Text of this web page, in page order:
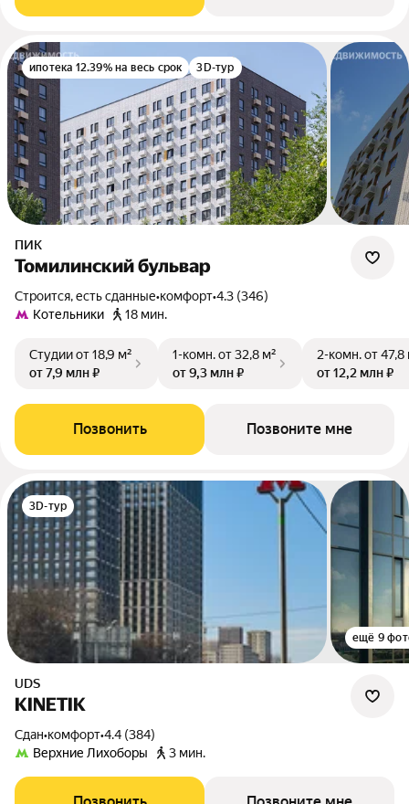
ипотека 12.39% на весь срок 3D-тур
ПИК
Томилинский бульвар
Строится, есть сданные•комфорт•4.3 (346)
Котельники
18 мин.
Студииот 18,9 м²
от 7,9 млн ₽
1-комн.от 32,8 м²
от 9,3 млн ₽
2-комн.от 47,8
от 12,2 млн ₽
Позвонить Позвоните мне
3D-тур
ещё 9
UDS
KINETIK
Сдан•комфорт•4.4 (384)
Верхние Лихоборы
3 мин.